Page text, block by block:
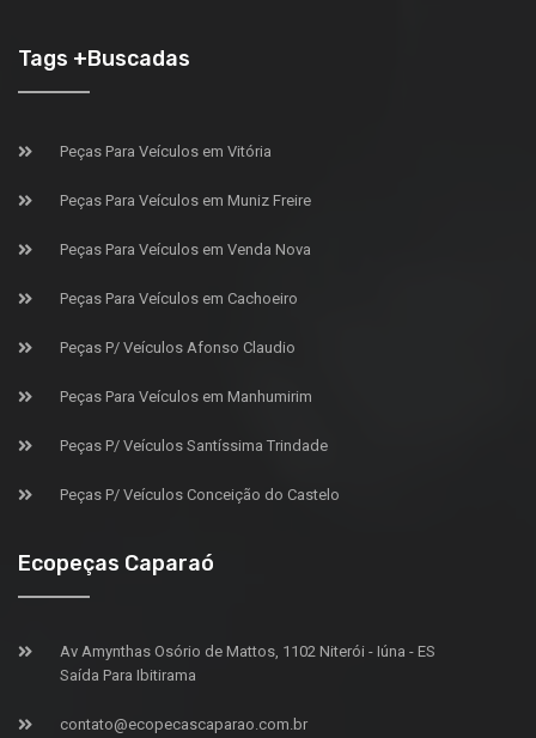
Tags +Buscadas
Peças Para Veículos em Vitória
Peças Para Veículos em Muniz Freire
Peças Para Veículos em Venda Nova
Peças Para Veículos em Cachoeiro
Peças P/ Veículos Afonso Claudio
Peças Para Veículos em Manhumirim
Peças P/ Veículos Santíssima Trindade
Peças P/ Veículos Conceição do Castelo
Ecopeças Caparaó
Av Amynthas Osório de Mattos, 1102 Niterói - Iúna - ES
Saída Para Ibitirama
contato@ecopecascaparao.com.br